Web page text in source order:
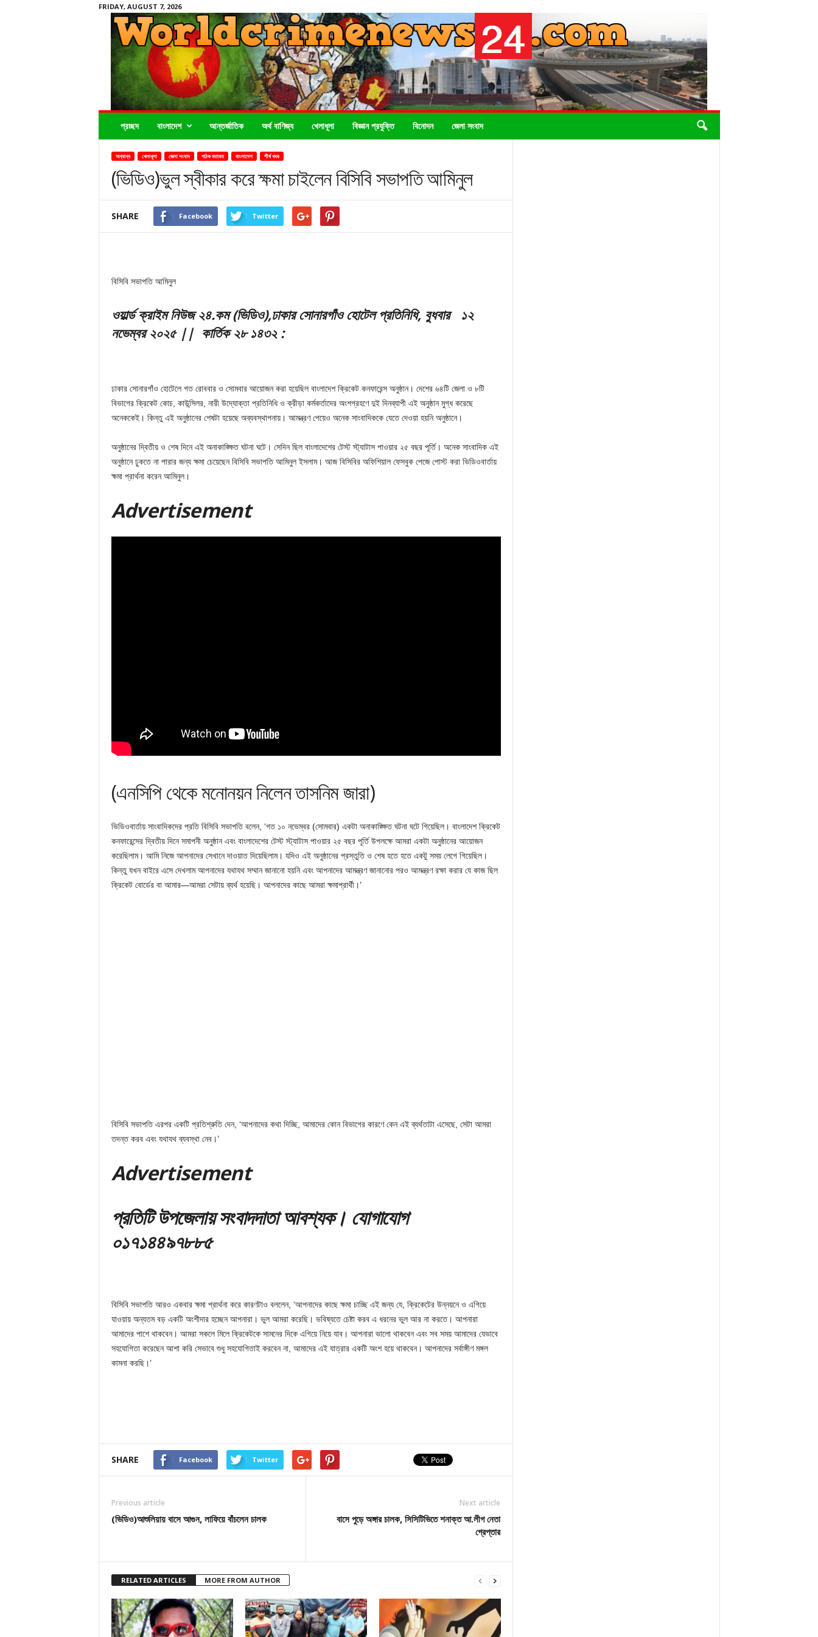
FRIDAY, AUGUST 7, 2026
প্রচ্ছদ বাংলাদেশ আন্তর্জাতিক অর্থ বাণিজ্য খেলাধূলা বিজ্ঞান প্রযুক্তি বিনোদন জেলা সংবাদ
অন্যান্য খেলাধূলা জেলা সংবাদ পাঠক মতামত বাংলাদেশ শীর্ষ খবর
(ভিডিও)ভুল স্বীকার করে ক্ষমা চাইলেন বিসিবি সভাপতি আমিনুল
SHARE Facebook Twitter
বিসিবি সভাপতি আমিনুল
ওয়ার্ল্ড ক্রাইম নিউজ ২৪.কম (ভিডিও),ঢাকার সোনারগাঁও হোটেল প্রতিনিধি, বুধবার ১২
নভেম্বর ২০২৫ || কার্তিক ২৮ ১৪৩২ :
ঢাকার সোনারগাঁও হোটেলে গত রোববার ও সোমবার আয়োজন করা হয়েছিল বাংলাদেশ ক্রিকেট কনফারেন্স অনুষ্ঠান। দেশের ৬৪টি জেলা ও ৮টি
বিভাগের ক্রিকেট কোচ, কাউন্সিলর, নারী উদ্যোক্তা প্রতিনিধি ও ক্রীড়া কর্মকর্তাদের অংশগ্রহণে দুই দিনব্যাপী এই অনুষ্ঠান মুগ্ধ করেছে
অনেককেই। কিন্তু এই অনুষ্ঠানের শেষটা হয়েছে অব্যবস্থাপনায়। আমন্ত্রণ পেয়েও অনেক সাংবাদিককে যেতে দেওয়া হয়নি অনুষ্ঠানে।
অনুষ্ঠানের দ্বিতীয় ও শেষ দিনে এই অনাকাঙ্ক্ষিত ঘটনা ঘটে। সেদিন ছিল বাংলাদেশের টেস্ট স্ট্যাটাস পাওয়ার ২৫ বছর পূর্তি। অনেক সাংবাদিক এই
অনুষ্ঠানে ঢুকতে না পারার জন্য ক্ষমা চেয়েছেন বিসিবি সভাপতি আমিনুল ইসলাম। আজ বিসিবির অফিশিয়াল ফেসবুক পেজে পোস্ট করা ভিডিওবার্তায়
ক্ষমা প্রার্থনা করেন আমিনুল।
Advertisement
(এনসিপি থেকে মনোনয়ন নিলেন তাসনিম জারা)
ভিডিওবার্তায় সাংবাদিকদের প্রতি বিসিবি সভাপতি বলেন, ‘গত ১০ নভেম্বর (সোমবার) একটা অনাকাঙ্ক্ষিত ঘটনা ঘটে গিয়েছিল। বাংলাদেশ ক্রিকেট
কনফারেন্সের দ্বিতীয় দিনে সমাপনী অনুষ্ঠান এবং বাংলাদেশের টেস্ট স্ট্যাটাস পাওয়ার ২৫ বছর পূর্তি উপলক্ষে আমরা একটা অনুষ্ঠানের আয়োজন
করেছিলাম। আমি নিজে আপনাদের সেখানে দাওয়াত দিয়েছিলাম। যদিও এই অনুষ্ঠানের প্রস্তুতি ও শেষ হতে হতে একটু সময় লেগে গিয়েছিল।
কিন্তু যখন বাইরে এসে দেখলাম আপনাদের যথাযথ সম্মান জানানো হয়নি এবং আপনাদের আমন্ত্রণ জানানোর পরও আমন্ত্রণ রক্ষা করার যে কাজ ছিল
ক্রিকেট বোর্ডের বা আমার—আমরা সেটায় ব্যর্থ হয়েছি। আপনাদের কাছে আমরা ক্ষমাপ্রার্থী।’
বিসিবি সভাপতি এরপর একটি প্রতিশ্রুতি দেন, ‘আপনাদের কথা দিচ্ছি, আমাদের কোন বিভাগের কারণে কেন এই ব্যর্থতাটা এসেছে, সেটা আমরা
তদন্ত করব এবং যথাযথ ব্যবস্থা নেব।’
Advertisement
প্রতিটিউপজেলায় সংবাদদাতা আবশ্যক। যোগাযোগ
০১৭১৪৪৯৭৮৮৫
বিসিবি সভাপতি আরও একবার ক্ষমা প্রার্থনা করে কারণটাও বললেন, ‘আপনাদের কাছে ক্ষমা চাচ্ছি এই জন্য যে, ক্রিকেটের উন্নয়নে ও এগিয়ে
যাওয়ায় অন্যতম বড় একটি অংশীদার হচ্ছেন আপনারা। ভুল আমরা করেছি। ভবিষ্যতে চেষ্টা করব এ ধরনের ভুল আর না করতে। আপনারা
আমাদের পাশে থাকবেন। আমরা সকলে মিলে ক্রিকেটকে সামনের দিকে এগিয়ে নিয়ে যাব। আপনারা ভালো থাকবেন এবং সব সময় আমাদের যেভাবে
সহযোগিতা করেছেন আশা করি সেভাবে শুধু সহযোগিতাই করবেন না, আমাদের এই যাত্রার একটি অংশ হয়ে থাকবেন। আপনাদের সর্বাঙ্গীণ মঙ্গল
কামনা করছি।’
SHARE Facebook Twitter
Previous article
(ভিডিও)আশুলিয়ায় বাসে আগুন, লাফিয়ে বাঁচলেন চালক
Next article
বাসে পুড়ে অঙ্গার চালক, সিসিটিভিতে শনাক্ত আ.লীগ নেতা
গ্রেপ্তার
RELATED ARTICLES MORE FROM AUTHOR